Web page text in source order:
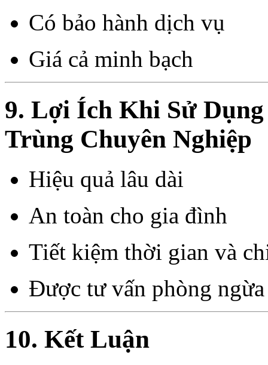
Có bảo hành dịch vụ
Giá cả minh bạch
9. Lợi Ích Khi Sử
Trùng Chuyên Nghiệp
Hiệu quả lâu dài
An toàn cho gia đình
Tiết kiệm thời gian và
Được tư vấn phòng
10. Kết Luận